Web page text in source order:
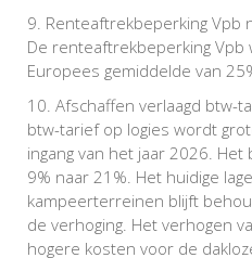
Renteaftrekbeperking Vpb
De renteaftrekbeperking
Europees gemiddelde van
Afschaffen verlaagd btw-
btw-tarief op logies wordt
ingang van het jaar 2026.
9% naar 21%. Het huidige
kampeerterreinen blijft
de verhoging. Het verhogen
hogere kosten voor de